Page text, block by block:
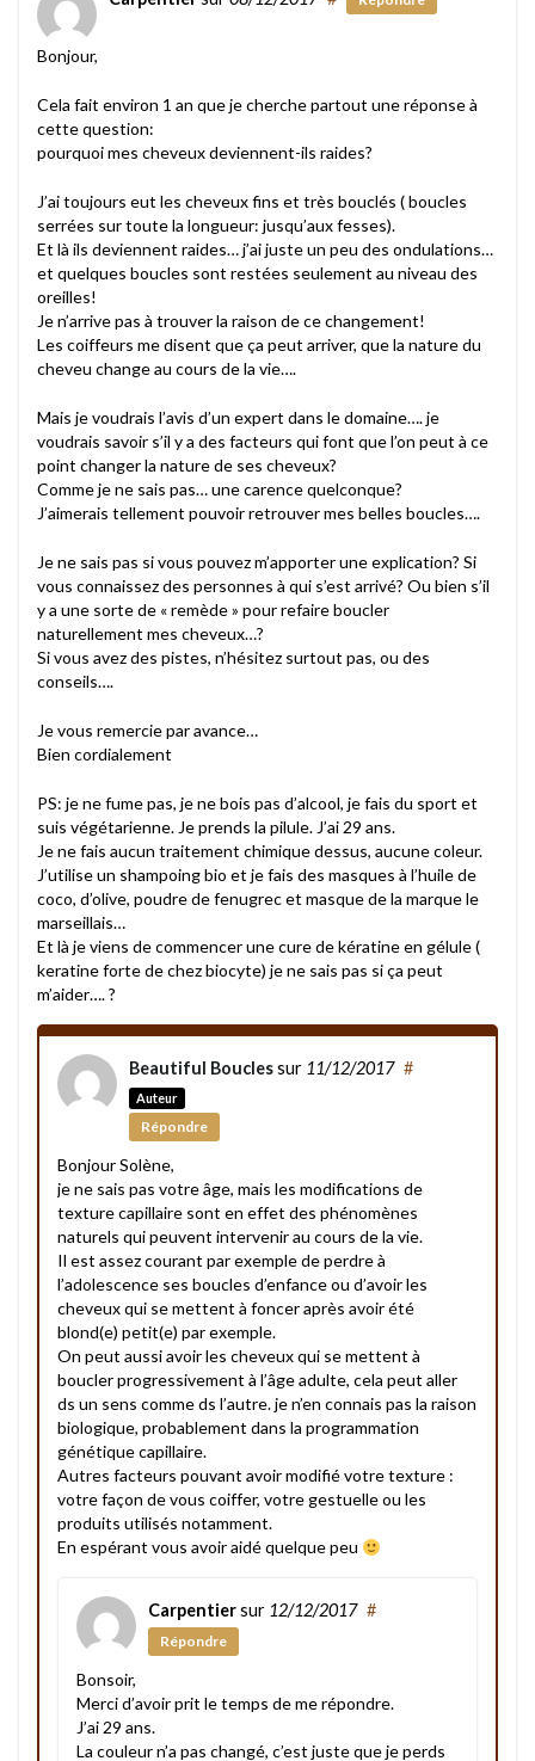
Bonjour,
Cela fait environ 1 an que je cherche partout une réponse à
cette question:
pourquoi mes cheveux deviennent-ils raides?
J’ai toujours eut les cheveux fins et très bouclés ( boucles
serrées sur toute la longueur: jusqu’aux fesses).
Et là ils deviennent raides… j’ai juste un peu des ondulations…
et quelques boucles sont restées seulement au niveau des
oreilles!
Je n’arrive pas à trouver la raison de ce changement!
Les coiffeurs me disent que ça peut arriver, que la nature du
cheveu change au cours de la vie….
Mais je voudrais l’avis d’un expert dans le domaine…. je
voudrais savoir s’il y a des facteurs qui font que l’on peut à ce
point changer la nature de ses cheveux?
Comme je ne sais pas… une carence quelconque?
J’aimerais tellement pouvoir retrouver mes belles boucles….
Je ne sais pas si vous pouvez m’apporter une explication? Si
vous connaissez des personnes à qui s’est arrivé? Ou bien s’il
y a une sorte de « remède » pour refaire boucler
naturellement mes cheveux…?
Si vous avez des pistes, n’hésitez surtout pas, ou des
conseils….
Je vous remercie par avance…
Bien cordialement
PS: je ne fume pas, je ne bois pas d’alcool, je fais du sport et
suis végétarienne. Je prends la pilule. J’ai 29 ans.
Je ne fais aucun traitement chimique dessus, aucune coleur.
J’utilise un shampoing bio et je fais des masques à l’huile de
coco, d’olive, poudre de fenugrec et masque de la marque le
marseillais…
Et là je viens de commencer une cure de kératine en gélule (
keratine forte de chez biocyte) je ne sais pas si ça peut
m’aider…. ?
Beautiful Bouclessur 11/12/2017
Auteur
#
Répondre
Bonjour Solène,
je ne sais pas votre âge, mais les modifications de
texture capillaire sont en effet des phénomènes
naturels qui peuvent intervenir au cours de la vie.
Il est assez courant par exemple de perdre à
l’adolescence ses boucles d’enfance ou d’avoir les
cheveux qui se mettent à foncer après avoir été
blond(e) petit(e) par exemple.
On peut aussi avoir les cheveux qui se mettent à
boucler progressivement à l’âge adulte, cela peut aller
ds un sens comme ds l’autre. je n’en connais pas la raison
biologique, probablement dans la programmation
génétique capillaire.
Autres facteurs pouvant avoir modifié votre texture :
votre façon de vous coiffer, votre gestuelle ou les
produits utilisés notamment.
En espérant vous avoir aidé quelque peu
Carpentiersur 12/12/2017 #
Répondre
Bonsoir,
Merci d’avoir prit le temps de me répondre.
J’ai 29 ans.
La couleur n’a pas changé, c’est juste que je perds